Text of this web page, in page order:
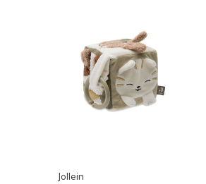
Jollein